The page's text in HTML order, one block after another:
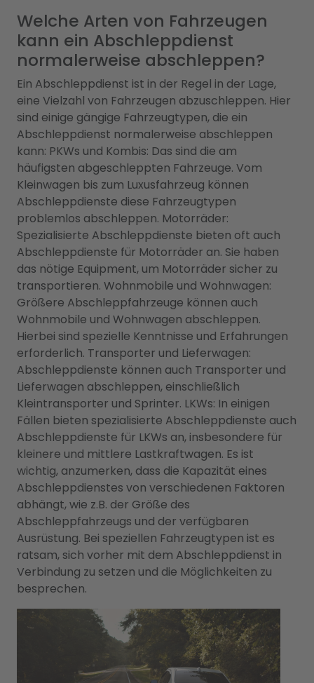
Welche Arten von Fahrzeugen
kann ein Abschleppdienst
normalerweise abschleppen?
Ein Abschleppdienst ist in der Regel in der Lage,
eine Vielzahl von Fahrzeugen abzuschleppen. Hier
sind einige gängige Fahrzeugtypen, die ein
Abschleppdienst normalerweise abschleppen
kann: PKWs und Kombis: Das sind die am
häufigsten abgeschleppten Fahrzeuge. Vom
Kleinwagen bis zum Luxusfahrzeug können
Abschleppdienste diese Fahrzeugtypen
problemlos abschleppen. Motorräder:
Spezialisierte Abschleppdienste bieten oft auch
Abschleppdienste für Motorräder an. Sie haben
das nötige Equipment, um Motorräder sicher zu
transportieren. Wohnmobile und Wohnwagen:
Größere Abschleppfahrzeuge können auch
Wohnmobile und Wohnwagen abschleppen.
Hierbei sind spezielle Kenntnisse und Erfahrungen
erforderlich. Transporter und Lieferwagen:
Abschleppdienste können auch Transporter und
Lieferwagen abschleppen, einschließlich
Kleintransporter und Sprinter. LKWs: In einigen
Fällen bieten spezialisierte Abschleppdienste auch
Abschleppdienste für LKWs an, insbesondere für
kleinere und mittlere Lastkraftwagen. Es ist
wichtig, anzumerken, dass die Kapazität eines
Abschleppdienstes von verschiedenen Faktoren
abhängt, wie z.B. der Größe des
Abschleppfahrzeugs und der verfügbaren
Ausrüstung. Bei speziellen Fahrzeugtypen ist es
ratsam, sich vorher mit dem Abschleppdienst in
Verbindung zu setzen und die Möglichkeiten zu
besprechen.